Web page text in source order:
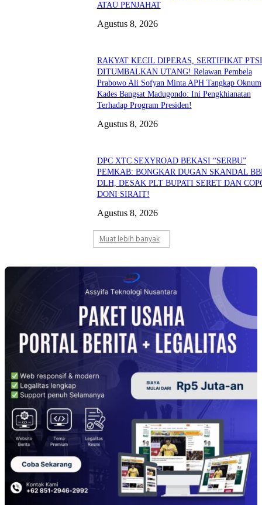
ATAU PENJAHAT
Agustus 8, 2026
RAKYAT KECIL DIPERAS, SERTIFIKAT
DITUMBALKAN UTANG! Relawan Pembela
Prabowo Ali Sofyan Minta APH Tangkap Oknum
Kades Bangsat Madugondo: Ini Pengkhianatan
Terhadap Program Presiden!
Agustus 8, 2026
DPC XTC SEXYROAD BEKASI “SERBU”
PEMKAB: BONGKAR DUGAN SKANDAL
DLH, DESAK PLT BUPATI SERET DAN
DONI SIRAIT!
Agustus 8, 2026
Muat lebih banyak